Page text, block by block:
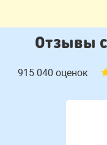
Отзывы
915 040 оценок